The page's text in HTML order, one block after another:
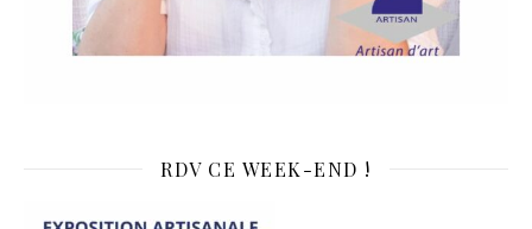
RDV CE WEEK-END !